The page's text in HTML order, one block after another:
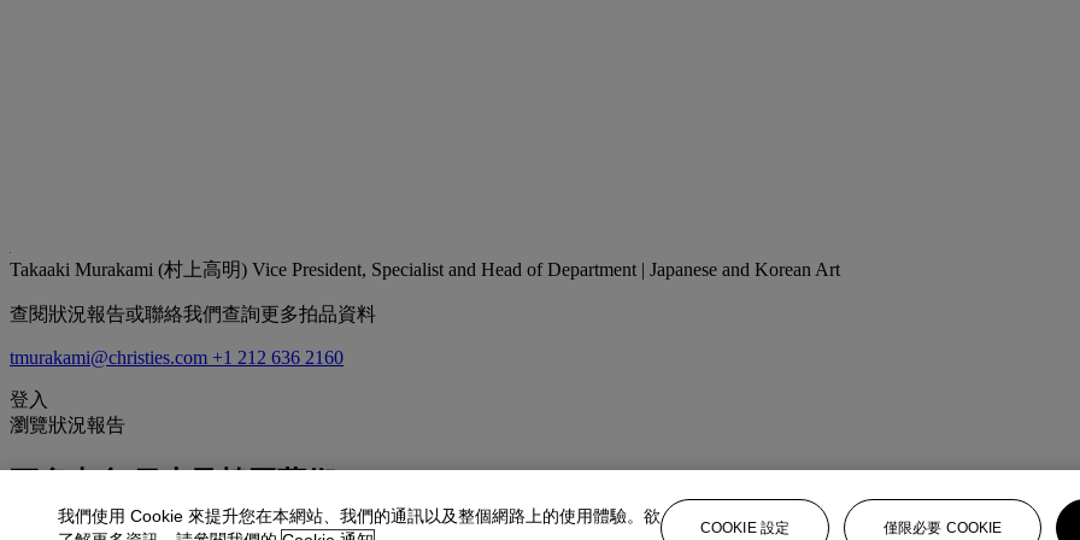
Takaaki Murakami (村上高明) Vice President, Specialist and Head of Department | Japanese and Korean Art
查閱狀況報告或聯絡我們查詢更多拍品資料
tmurakami@christies.com +1 212 636 2160
登入
瀏覽狀況報告
我們使用 Cookie 來提升您在本網站、我們的通訊以及整個網路上的使用體驗。欲
COOKIE 設定 僅限必要 COOKIE